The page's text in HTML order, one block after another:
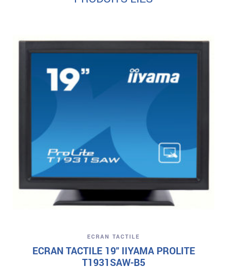
ECRAN TACTILE
ECRAN TACTILE 19″ IIYAMA PROLITE
T1931SAW-B5